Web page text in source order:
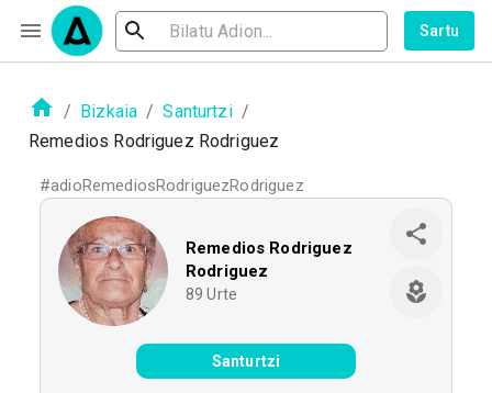
Sartu
/ Bizkaia / Santurtzi /
Remedios Rodriguez Rodriguez
#adioRemediosRodriguezRodriguez
Remedios Rodriguez
Rodriguez
89 Urte
Santurtzi